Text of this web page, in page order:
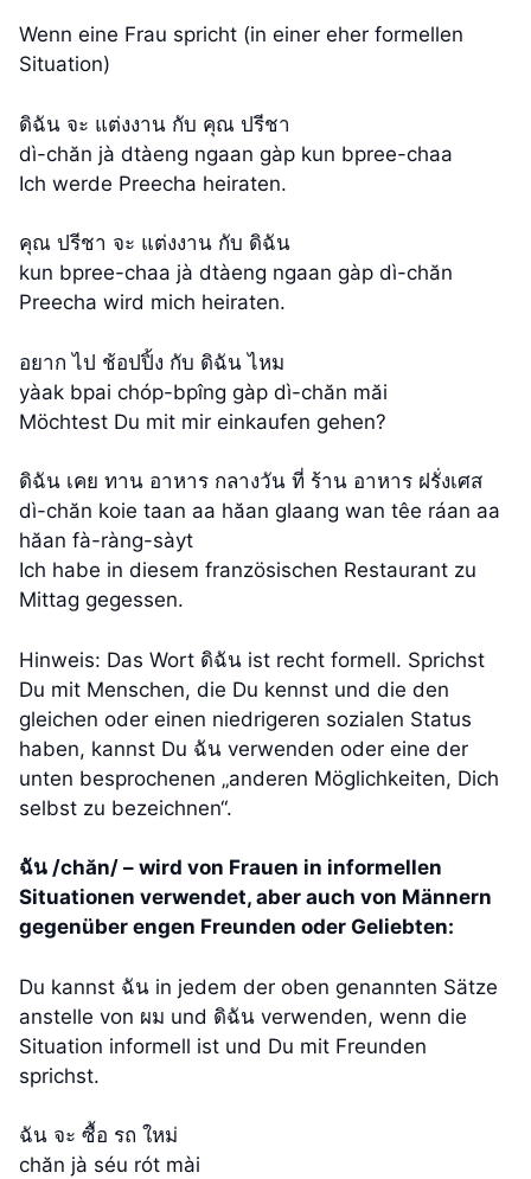
Wenn eine Frau spricht (in einer eher formellen
Situation)
ดิฉัน จะ แต่งงาน กับ คุณ ปรีชา
dì-chăn jà dtàeng ngaan gàp kun bpree-chaa
Ich werde Preecha heiraten.
คุณ ปรีชา จะ แต่งงาน กับ ดิฉัน
kun bpree-chaa jà dtàeng ngaan gàp dì-chăn
Preecha wird mich heiraten.
อยาก ไป ช้อปปิ้ง กับ ดิฉัน ไหม
yàak bpai chóp-bpîng gàp dì-chăn măi
Möchtest Du mit mir einkaufen gehen?
ดิฉัน เคย ทาน อาหาร กลางวัน ที่ ร้าน อาหาร ฝรั่งเศส
dì-chăn koie taan aa hăan glaang wan têe ráan aa
hăan fà-ràng-sàyt
Ich habe in diesem französischen Restaurant zu
Mittag gegessen.
Hinweis: Das Wort ดิฉัน ist recht formell. Sprichst
Du mit Menschen, die Du kennst und die den
gleichen oder einen niedrigeren sozialen Status
haben, kannst Du ฉัน verwenden oder eine der
unten besprochenen „anderen Möglichkeiten, Dich
selbst zu bezeichnen“.
ฉัน /chăn/ – wird von Frauen in informellen
Situationen verwendet, aber auch von Männern
gegenüber engen Freunden oder Geliebten:
Du kannst ฉัน in jedem der oben genannten Sätze
anstelle von ผม und ดิฉัน verwenden, wenn die
Situation informell ist und Du mit Freunden
sprichst.
ฉัน จะ ซื้อ รถ ใหม่
chăn jà séu rót mài